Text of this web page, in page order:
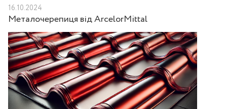
16.10.2024
Металочерепиця від ArcelorMittal